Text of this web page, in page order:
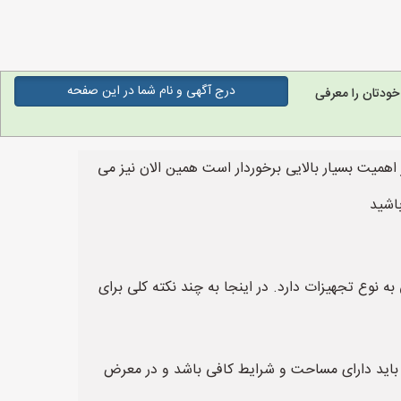
را معرفی درج آگهی و نام شما در این صفحه
بسیار بالایی برخوردار است همین الان نیز می
تجهیزات دارد. در اینجا به چند نکته کلی برای
دارای مساحت و شرایط کافی باشد و در معرض